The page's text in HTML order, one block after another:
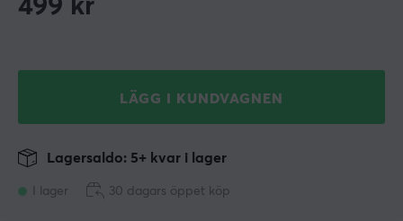
499 kr
LÄGG I KUNDVAGNEN
I lager
Lagersaldo: 5+ kvar i lager
30 dagars öppet köp